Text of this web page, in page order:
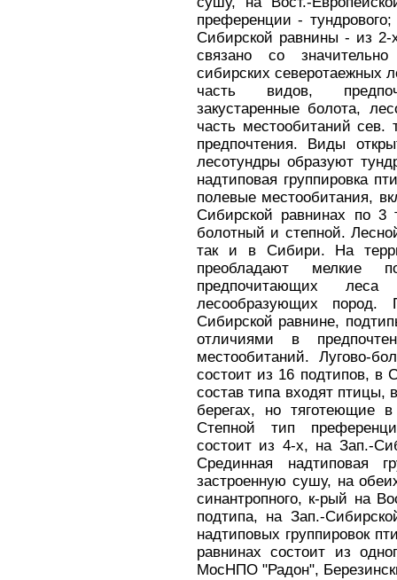
преференции - тундрового;
Сибирской равнины - из 2-
связано со
сибирских северотаежных
часть видов,
закустаренные болота,
часть местообитаний сев.
предпочтения. Виды
лесотундры образуют
надтиповая группировка
полевые местообитания,
Сибирской равнинах по 3
болотный и степной.
так и в Сибири. На
преобладают мелкие
предпочитающих
лесообразующих
Сибирской равнине,
отличиями в
местообитаний. Лугово-
состоит из 16 подтипов, в
состав типа входят птицы,
берегах, но тяготеющие
Степной тип
состоит из 4-х, на Зап.-
Срединная надтиповая
застроенную сушу, на
синантропного, к-рый на
подтипа, на Зап.-
надтиповых группировок
равнинах состоит из
МосНПО "Радон",